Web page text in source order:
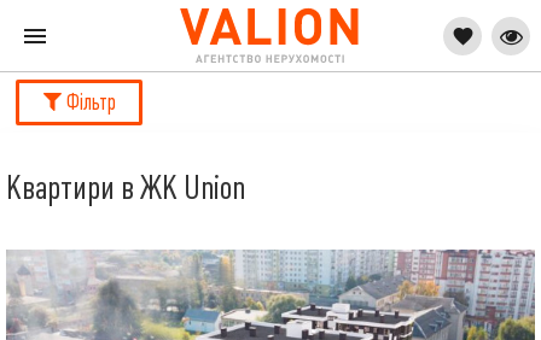
Фільтр
Квартири в ЖК Union